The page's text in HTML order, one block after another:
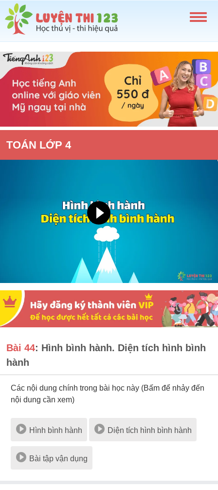
TOÁN LỚP 4
Bài 44: Hình bình hành. Diện tích hình bình
hành
Các nội dung chính trong bài học này (Bấm để nhảy đến
nội dung cần xem)
Hình bình hành Diện tích hình bình hành
Bài tập vận dụng